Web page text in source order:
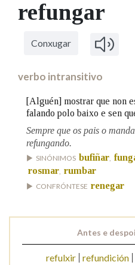
Facebook
TwitterYoutubeInstagram
Bluesky
BUSCAR NOS LEMAS
Comeza por
Contén
BUSCAR NO CONTIDO
Nos exemplos
refungar
Conxugar
verbo intransitivo
[Alguén] mostrar que non
falando polo baixo e sen
Sempre que os pais o
refungando.
SINÓNIMOS bufiñar
rosmar rumbar
CONFRÓNTESE renegar
Antes e
refulxir refundición